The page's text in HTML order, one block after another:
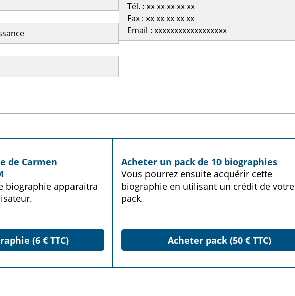
Tél. : xx xx xx xx xx
Fax : xx xx xx xx xx
Email : xxxxxxxxxxxxxxxxxx
de Carmen
biographie apparaitra
(6 € TTC)
Acheter un pack de 10 biographies
Vous pourrez ensuite acquérir cette
biographie en utilisant un crédit de votre
pack.
Acheter pack (50 € TTC)